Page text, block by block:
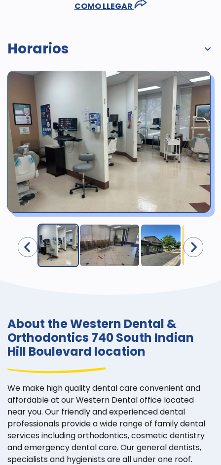
COMO LLEGAR
Horarios
About the Western Dental &
Orthodontics 740 South Indian
Hill Boulevard location
We make high quality dental care convenient and
affordable at our Western Dental office located
near you. Our friendly and experienced dental
professionals provide a wide range of family dental
services including orthodontics, cosmetic dentistry
and emergency dental care. Our general dentists,
specialists and hygienists are all under one roof.